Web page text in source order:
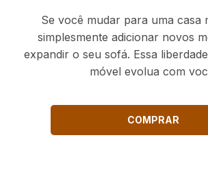
Se você mudar para uma casa
simplesmente adicionar novos
expandir o seu sofá. Essa
móvel evolua com
COMPRAR